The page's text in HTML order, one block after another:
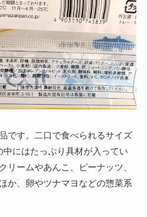
です。二口で食べられるサイズ
にはたっぷり具材が入ってい
リームやあんこ、ピーナッツ、
か、卵やツナマヨなどの惣菜系